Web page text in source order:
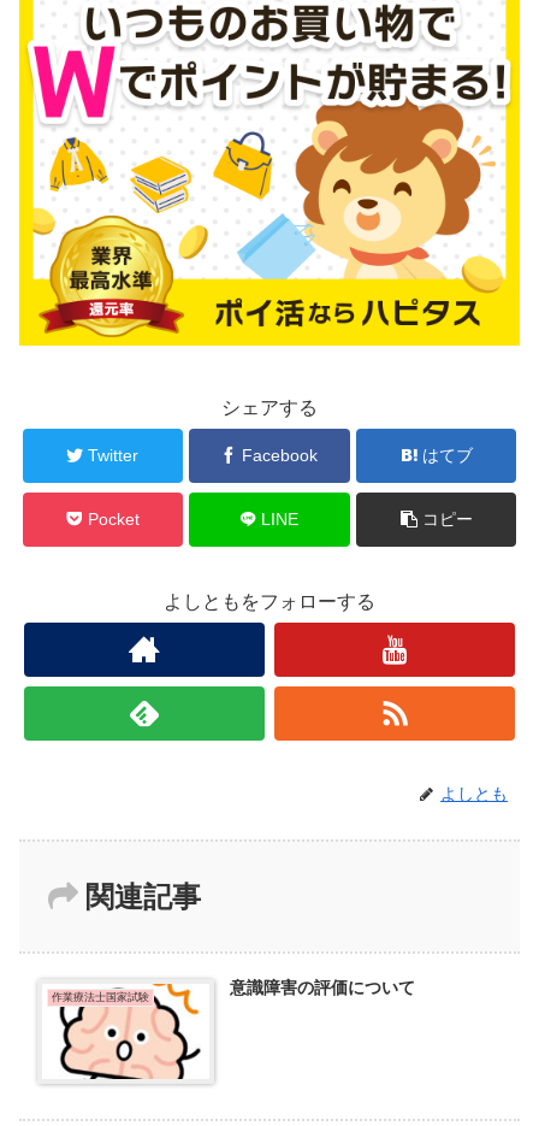
シェアする
Twitter Facebook はてブ
Pocket LINE コピー
よしともをフォローする
よしとも
関連記事
作業療法士国家試験 意識障害の評価について